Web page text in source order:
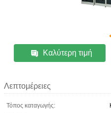
Καλύτερη τιμή
Λεπτομέρειες
Τόπος καταγωγής: